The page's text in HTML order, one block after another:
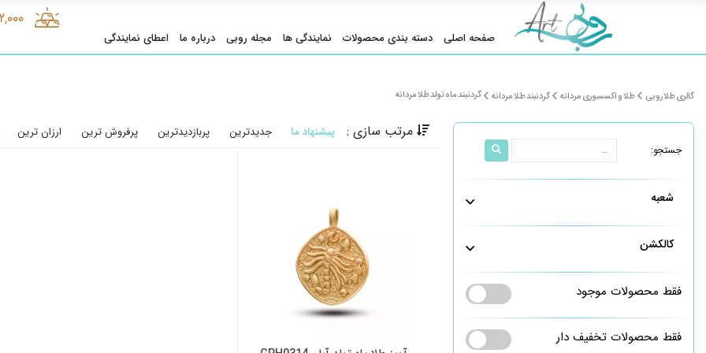
صفحه اصلی دسته بندی محصولات نمایندگی ها مجله روبی درباره ما اعطای نمایندگی
گالری طلا روبی طلا و اکسسوری مردانه گردنبند طلا مردانه گردنبند ماه تولد طلا مردانه
جستجو:
شعبه
کالکشن
فقط محصولات موجود
فقط محصولات تخفیف دار
مرتب سازی : پیشنهاد ما جدیدترین پربازدیدترین پرفروش ترین ارزان ترین